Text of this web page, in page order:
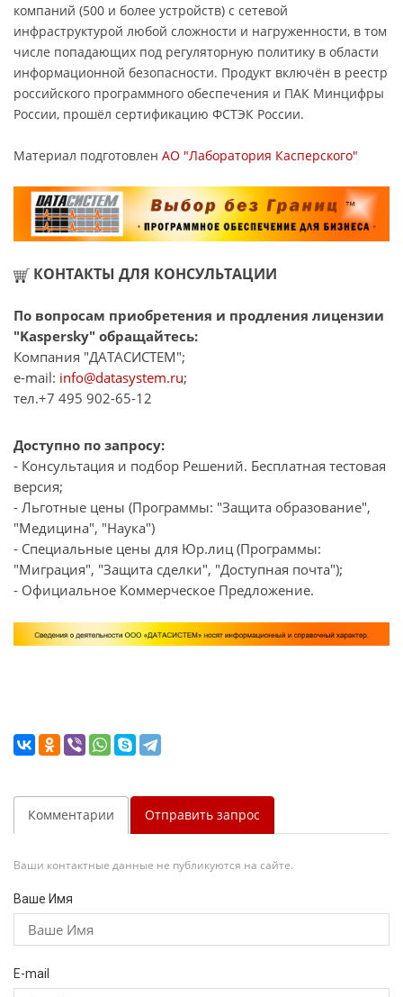
компаний (500 и более устройств) с сетевой
инфраструктурой любой сложности и нагруженности, в том
числе попадающих под регуляторную политику в области
информационной безопасности. Продукт включён в реестр
российского программного обеспечения и ПАК Минцифры
России, прошёл сертификацию ФСТЭК России.
Материал подготовлен АО "Лаборатория Касперского"
КОНТАКТЫ ДЛЯ КОНСУЛЬТАЦИИ
По вопросам приобретения и продления лицензии
"Kaspersky" обращайтесь:
Компания "ДАТАСИСТЕМ";
e-mail: info@datasystem.ru;
тел.+7 495 902-65-12
Доступно по запросу:
- Консультация и подбор Решений. Бесплатная тестовая
версия;
- Льготные цены (Программы: "Защита образование",
"Медицина", "Наука")
- Специальные цены для Юр.лиц (Программы:
"Миграция", "Защита сделки", "Доступная почта");
- Официальное Коммерческое Предложение.
Комментарии Отправить запрос
Ваши контактные данные не публикуются на сайте.
Ваше Имя
E-mail